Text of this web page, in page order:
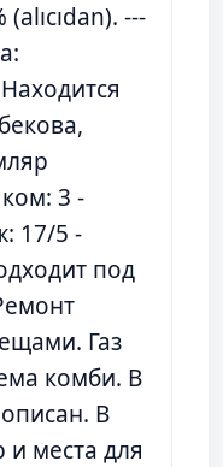
---
3 -
17/5 -
под
Газ
комби. В
В
места для